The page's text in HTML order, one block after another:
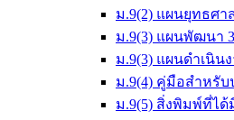
ม.9(2) แผนยุทธศา
ม.9(3) แผนพัฒนา
ม.9(3) แผนดำเนิน
ม.9(4) คู่มือสำหรั
ม.9(5) สิ่งพิมพ์ที่ได้